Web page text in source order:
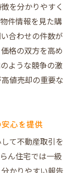
を分かりやすく
件情報を見た購
合わせの件数が
格の双方を高め
ような競争の激
値売却の重要な
心を提供
て不動産取引を
ん住宅では一級